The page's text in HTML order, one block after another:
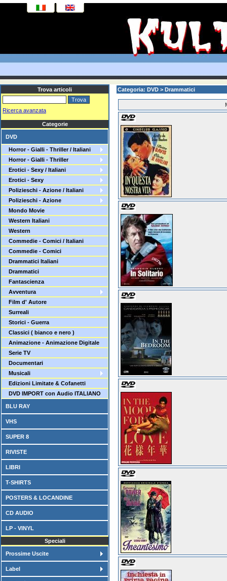
Trova articoli
Ricerca avanzata
Categorie
DVD
Horror - Gialli - Thriller / Italiani
Horror - Gialli - Thriller
Erotici - Sexy / Italiani
Erotici - Sexy
Polizieschi - Azione / Italiani
Polizieschi - Azione
Mondo Movie
Western Italiani
Western
Commedie - Comici / Italiani
Commedie - Comici
Drammatici Italiani
Drammatici
Fantascienza
Avventura
Film d' Autore
Surreali
Storici - Guerra
Classici ( bianco e nero )
Animazione - Animazione Digitale
Serie TV
Documentari
Musicali
Edizioni Limitate & Cofanetti
DVD IMPORT con Audio ITALIANO
BLU RAY
VHS
SUPER 8
RIVISTE
LIBRI
T-SHIRTS
POSTERS & LOCANDINE
CD AUDIO
LP - VINYL
Speciali
Prossime Uscite
Label
Categoria: DVD > Drammatici